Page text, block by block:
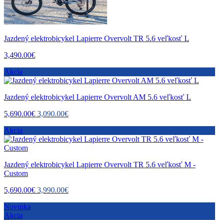
Jazdený elektrobicykel Lapierre Overvolt TR 5.6 veľkosť L
3,490.00€
Akcia
Jazdený elektrobicykel Lapierre Overvolt AM 5.6 veľkosť L
5,690.00€ 3,090.00€
Akcia
Jazdený elektrobicykel Lapierre Overvolt TR 5.6 veľkosť M -
Custom
5,690.00€ 3,990.00€
Novinka
Akcia